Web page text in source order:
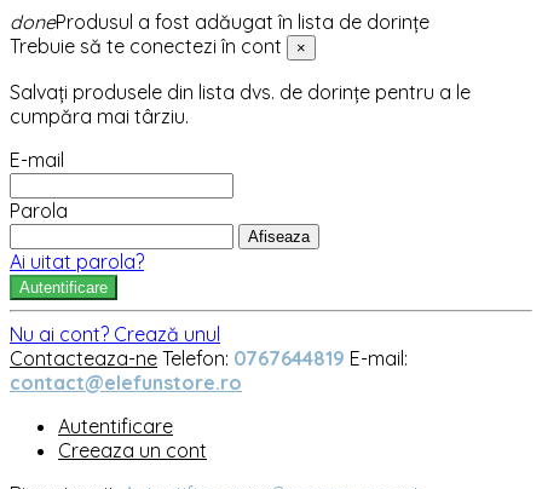
doneProdusul a fost adăugat în lista de dorințe
Trebuie să te conectezi în cont
×
Salvați produsele din lista dvs. de dorințe pentru a le
cumpăra mai târziu.
E-mail
Parola
Afiseaza
Ai uitat parola?
Autentificare
Nu ai cont? Crează unul
Contacteaza-ne Telefon: 0767644819 E-mail:
contact@elefunstore.ro
Autentificare
Creeaza un cont